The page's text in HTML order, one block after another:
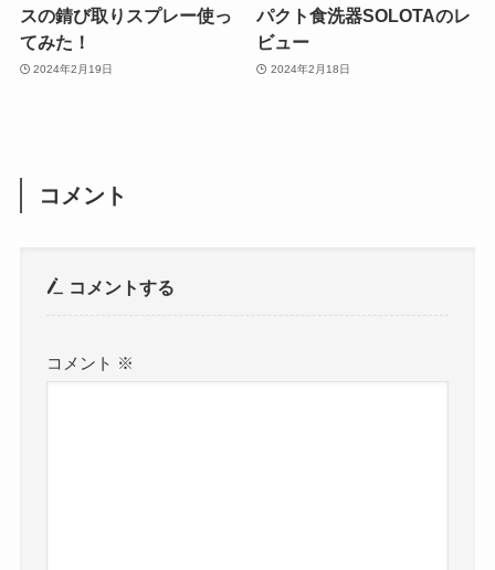
スの錆び取りスプレー使っ
てみた！
2024年2月19日
パクト食洗器SOLOTAのレ
ビュー
2024年2月18日
コメント
コメントする
コメント ※